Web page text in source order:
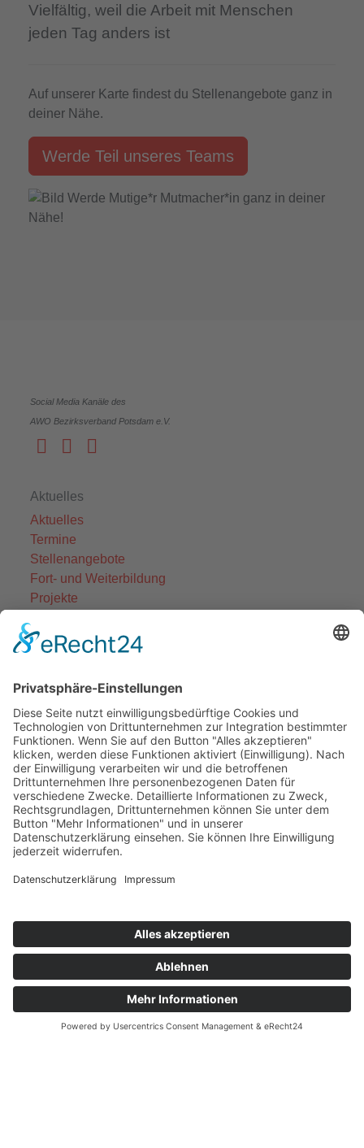
Vielfältig, weil die Arbeit mit Menschen
jeden Tag anders ist
Auf unserer Karte findest du Stellenangebote ganz in
deiner Nähe.
Werde Teil unseres Teams
Social Media Kanäle des
AWO Bezirksverband Potsdam e.V.
Aktuelles
Aktuelles
Termine
Stellenangebote
Fort- und Weiterbildung
Projekte
Informationen
Ortsvereine
Projekte
Struktur AWO Potsdam
AWO vor Ort
Wer wir sind
Governance & Compliance
Hilfe & Service
Anmelden
Mitglied werden
Suche
AWO Jobportal
AWO Ehrenamt Portal